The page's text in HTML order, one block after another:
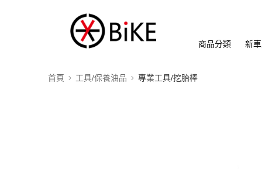
商品分類 新
首頁 工具/保養油品 專業工具/挖胎棒